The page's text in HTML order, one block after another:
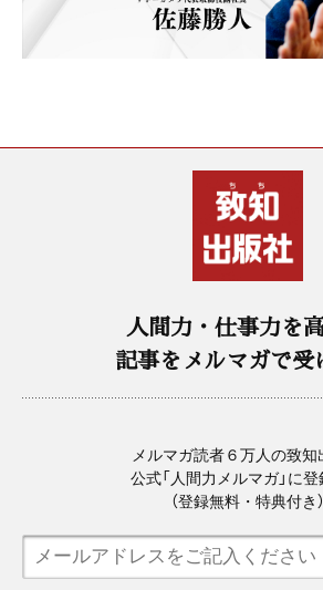
人間力・仕事力を
記事をメルマガで受
メルマガ読者６万人の致知
公式「人間力メルマガ」に
（登録無料・特典付き）